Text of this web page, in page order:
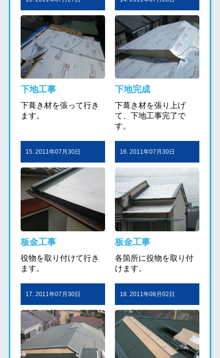
下地工事
下葺き材を張って行き
ます。
下地完成
下葺き材を張り上げ
て、下地工事完了で
す。
15. 2011年07月30日
板金工事
役物を取り付けて行き
ます。
16. 2011年07月30日
板金工事
各箇所に役物を取り付
けます。
17. 2011年07月30日 18. 2011年08月02日